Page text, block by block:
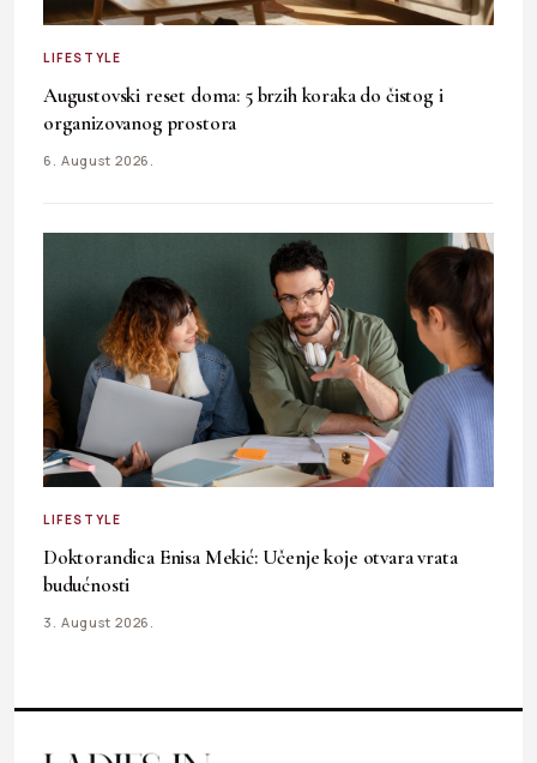
LIFESTYLE
Augustovski reset doma: 5 brzih koraka do čistog i
organizovanog prostora
6. August 2026.
LIFESTYLE
Doktorandica Enisa Mekić: Učenje koje otvara vrata
budućnosti
3. August 2026.